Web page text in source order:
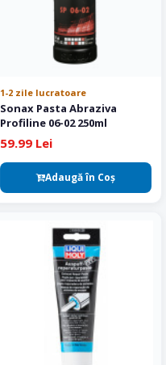
1-2 zile lucratoare
Sonax Pasta Abraziva
Profiline 06-02 250ml
59.99 Lei
Adaugă în Coş